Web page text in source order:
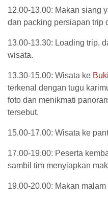
12.00-13.00: Makan siang
dan packing persiapan trip
13.00-13.30: Loading trip,
wisata.
13.30-15.00: Wisata ke
terkenal dengan tugu
foto dan menikmati
tersebut.
15.00-17.00: Wisata ke
17.00-19.00: Peserta
sambil tim menyiapkan
19.00-20.00: Makan